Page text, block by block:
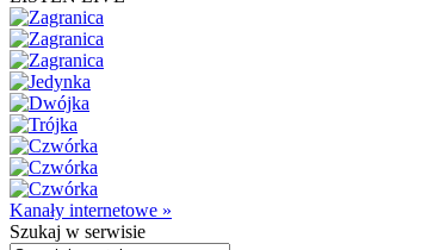
Kanały internetowe »
Szukaj w serwisie